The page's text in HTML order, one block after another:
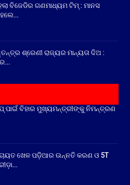
ବିଜେଡିର ଗଣମାଧ୍ୟମ ଟିମ୍ : ମାନସ
ଶ୍ରେଣୀ ରାଜ୍ୟର ମାନ୍ୟତା ଦିଅ :
ପାଇଁ ବିହାର ମୁଖ୍ୟମନ୍ତ୍ରୀଙ୍କୁ ନିମନ୍ତ୍ରଣ
ଖେଳ ପଡ଼ିଆର ଉନ୍ନତି କରଣ ଓ 5T